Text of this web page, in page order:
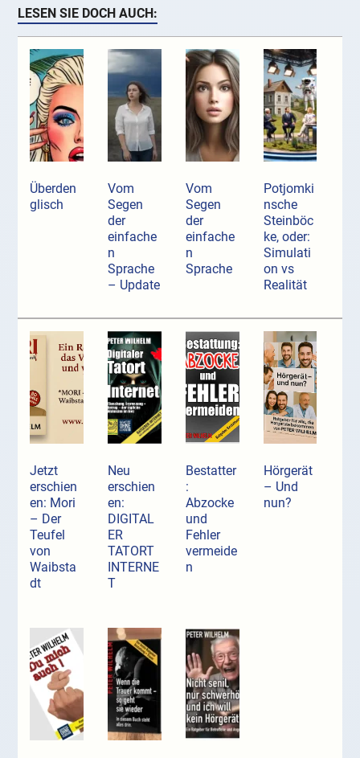
LESEN SIE DOCH AUCH:
Überden
glisch
Vom
Segen
der
einfache
n
Sprache
– Update
Vom
Segen
der
einfache
n
Sprache
Potjomki
nsche
Steinböc
ke, oder:
Simulati
on vs
Realität
Jetzt
erschien
en: Mori
– Der
Teufel
von
Waibsta
dt
Neu
erschien
en:
DIGITAL
ER
TATORT
INTERNE
T
Bestatter
:
Abzocke
und
Fehler
vermeide
n
Hörgerät
– Und
nun?